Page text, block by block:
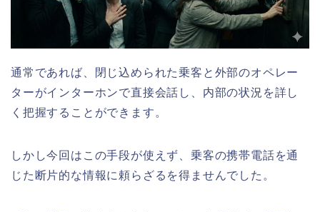
通常であれば、閉じ込められた乗客と外部のオペレー
ターがインターホンで直接会話し、内部の状況を詳し
く把握することができます。
しかし今回はこの手段が使えず、乗客の携帯電話を通
じた断片的な情報に頼らざるを得ませんでした。